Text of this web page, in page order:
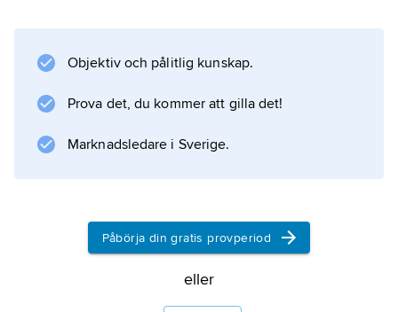
Objektiv och pålitlig kunskap.
Prova det, du kommer att gilla det!
Marknadsledare i Sverige.
Påbörja din gratis provperiod
eller